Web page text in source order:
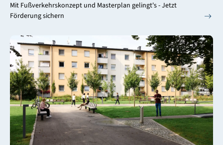
Mit Fußverkehrskonzept und Masterplan gelingt's - Jetzt
Förderung sichern